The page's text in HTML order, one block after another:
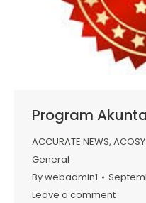
Program
ACCURATE NEWS,
General
Bywebadmin1
Leave a comment